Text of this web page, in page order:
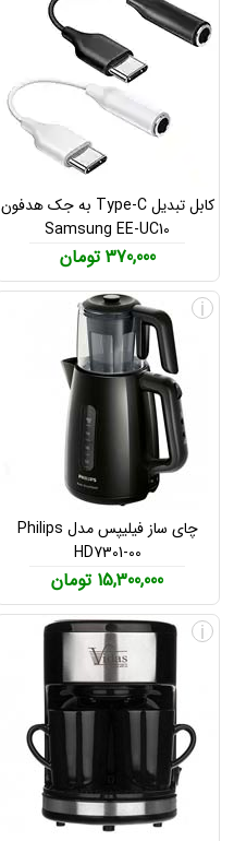
کابل تبدیل Type-C به جک هدفون
Samsung EE-UC10
370,000 تومان
چای ساز فیلیپس مدل Philips
HD7301-00
15,300,000 تومان
i
i